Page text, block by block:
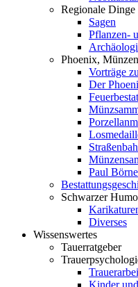
Regionale Dinge
Sagen
Pflanzen-
Phoenix,
Vorträge
Der
Paul
Schwarzer
Diverses
Wissenswertes
Tauerratgeber
Kinder